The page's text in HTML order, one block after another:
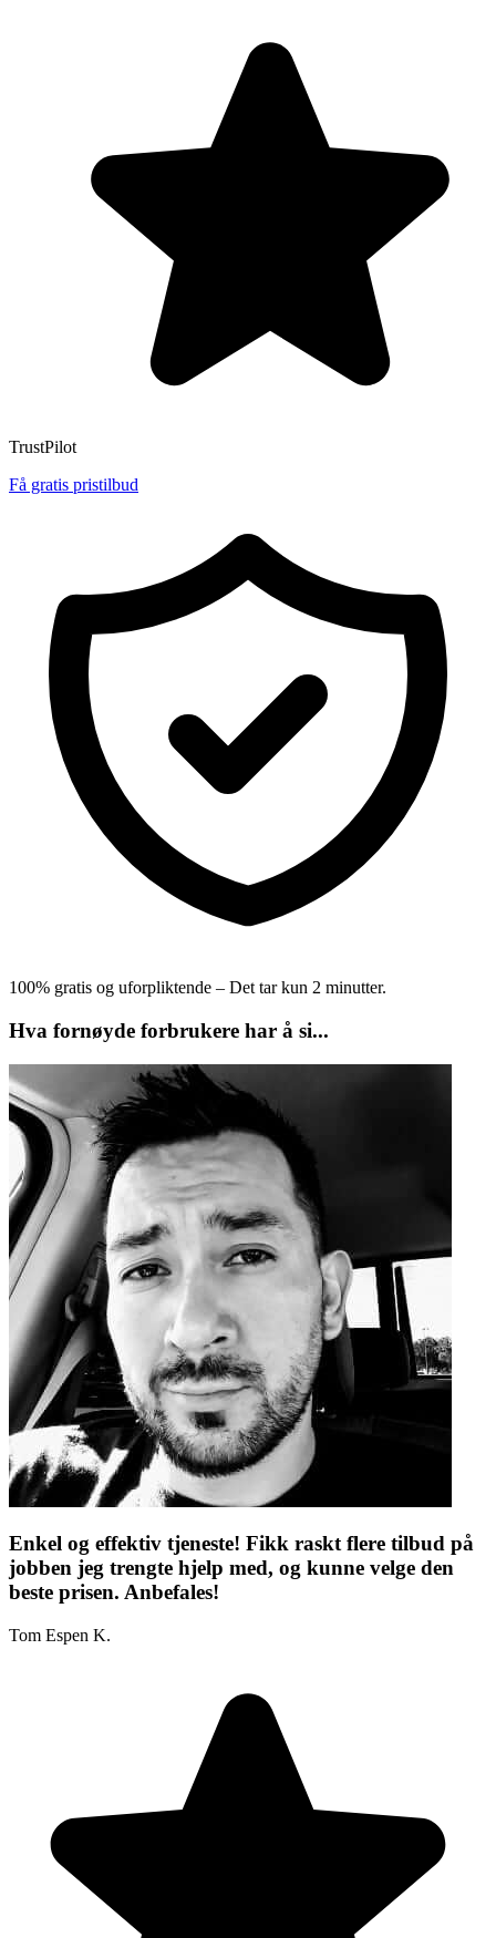
TrustPilot
Få gratis pristilbud
100% gratis og uforpliktende – Det tar kun 2 minutter.
Hva fornøyde forbrukere har å si...
Enkel og effektiv tjeneste! Fikk raskt flere tilbud på
jobben jeg trengte hjelp med, og kunne velge den
beste prisen. Anbefales!
Tom Espen K.